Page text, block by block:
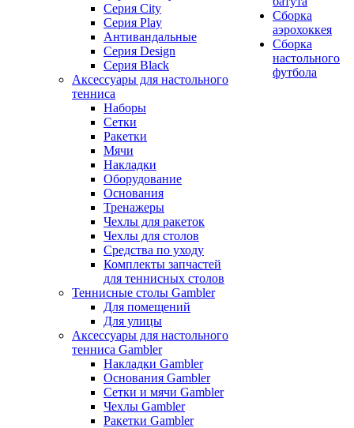
Серия City
Серия Play
Антивандальные
Серия Design
Серия Black
Аксессуары для настольного
тенниса
Наборы
Сетки
Ракетки
Мячи
Накладки
Оборудование
Основания
Тренажеры
Чехлы для ракеток
Чехлы для столов
Средства по уходу
Комплекты запчастей
для теннисных столов
Теннисные столы Gambler
Для помещений
Для улицы
Аксессуары для настольного
тенниса Gambler
Накладки Gambler
Основания Gambler
Сетки и мячи Gambler
Чехлы Gambler
Ракетки Gambler
Сборка
аэрохоккея
Сборка
настольного
футбола